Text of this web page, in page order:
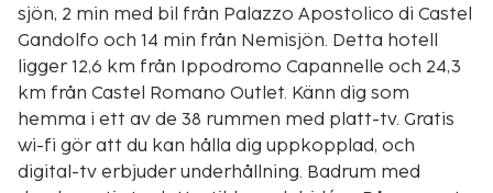
sjön, 2 min med bil från Palazzo Apostolico di Castel
Gandolfo och 14 min från Nemisjön. Detta hotell
ligger 12,6 km från Ippodromo Capannelle och 24,3
km från Castel Romano Outlet. Känn dig som
hemma i ett av de 38 rummen med platt-tv. Gratis
wi-fi gör att du kan hålla dig uppkopplad, och
digital-tv erbjuder underhållning. Badrum med